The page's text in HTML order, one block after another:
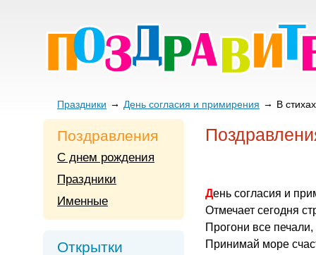
Праздники День согласия и примирения В стихах
День согласия и
Отмечает сегодня
Прогони все
Принимай море
Поздравления
С днем рождения
Праздники
Именные
Открытки